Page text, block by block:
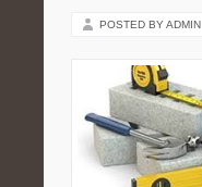
POSTED BY ADMIN